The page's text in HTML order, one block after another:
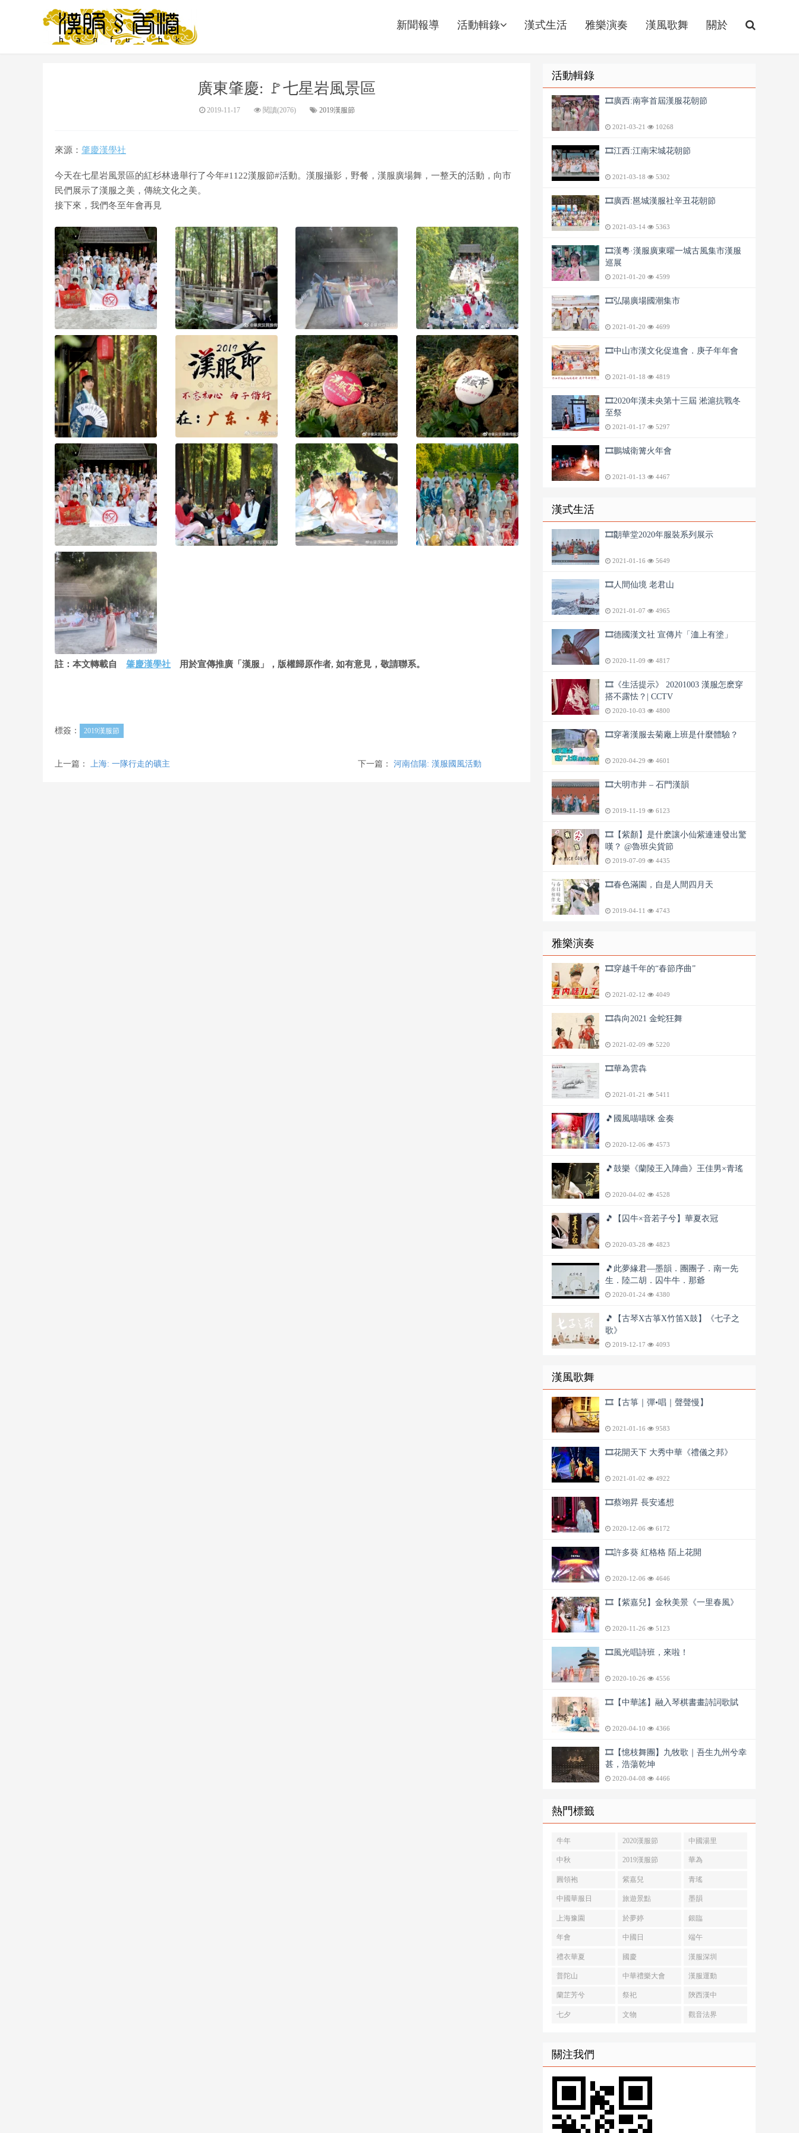
新聞報導 活動輯錄 漢式生活 雅樂演奏 漢風歌舞 關於
廣東肇慶: 🚩七星岩風景區
2019-11-17 閱讀(2076) 2019漢服節
來源： 肇慶漢學社
今天在七星岩風景區的紅杉林邊舉行了今年#1122漢服節#活動。漢服攝影，野餐，漢服廣場舞，一整天的活動，向市
民們展示了漢服之美，傳統文化之美。
接下來，我們冬至年會再見
註：本文轉載自 肇慶漢學社 用於宣傳推廣「漢服」，版權歸原作者, 如有意見，敬請聯系。
標簽： 2019漢服節
上一篇： 上海: 一隊行走的礦主 下一篇： 河南信陽: 漢服國風活動
活動輯錄
🎞️廣西:南寧首屆漢服花朝節
2021-03-21 10268
🎞️江西:江南宋城花朝節
2021-03-18 5302
🎞️廣西:邕城漢服社辛丑花朝節
2021-03-14 5363
🎞️漢粵·漢服廣東曜一城古風集市漢服
巡展
2021-01-20 4599
🎞️弘陽廣場國潮集市
2021-01-20 4699
🎞️中山市漢文化促進會．庚子年年會
2021-01-18 4819
🎞️2020年漢未央第十三屆 淞滬抗戰冬
至祭
2021-01-17 5297
🎞️鵬城衛篝火年會
2021-01-13 4467
漢式生活
🎞️朙華堂2020年服裝系列展示
2021-01-16 5649
🎞️人間仙境 老君山
2021-01-07 4965
🎞️德國漢文社 宣傳片「洫上有塗」
2020-11-09 4817
🎞️《生活提示》 20201003 漢服怎麽穿
搭不露怯？| CCTV
2020-10-03 4800
🎞️穿著漢服去菊廠上班是什麼體驗？
2020-04-29 4601
🎞️大明市井 – 石門漢韻
2019-11-19 6123
🎞️【紫顏】是什麽讓小仙紫連連發出驚
嘆？ @魯班尖貨節
2019-07-09 4435
🎞️春色滿園，自是人間四月天
2019-04-11 4743
雅樂演奏
🎞️穿越千年的“春節序曲”
2021-02-12 4049
🎞️犇向2021 金蛇狂舞
2021-02-09 5220
🎞️華為雲犇
2021-01-21 5411
🎵國風喵喵咪 金奏
2020-12-06 4573
🎵鼓樂《蘭陵王入陣曲》王佳男×青瑤
2020-04-02 4528
🎵【囚牛×音若子兮】華夏衣冠
2020-03-28 4823
🎵此夢緣君—墨韻．團團子．南一先
生．陸二胡．囚牛牛．那爺
2020-01-24 4380
🎵【古琴X古箏X竹笛X鼓】《七子之
歌》
2019-12-17 4093
漢風歌舞
🎞️【古箏｜彈•唱｜聲聲慢】
2021-01-16 9583
🎞️花開天下 大秀中華《禮儀之邦》
2021-01-02 4922
🎞️蔡翊昇 長安遙想
2020-12-06 6172
🎞️許多葵 紅格格 陌上花開
2020-12-06 4646
🎞️【紫嘉兒】金秋美景《一里春風》
2020-11-26 5123
🎞️風光唱詩班，來啦！
2020-10-26 4556
🎞️【中華謠】融入琴棋書畫詩詞歌賦
2020-04-10 4366
🎞️【憶枝舞團】九牧歌｜吾生九州兮幸
甚，浩蕩乾坤
2020-04-08 4466
熱門標籤
牛年 2020漢服節 中國湯里
中秋 2019漢服節 華為
圓領袍 紫嘉兒 青瑤
中國華服日 旅遊景點 墨韻
上海豫園 於夢婷 銀臨
年會 中國日 端午
禮衣華夏 國慶 漢服深圳
普陀山 中華禮樂大會 漢服運動
蘭芷芳兮 祭祀 陝西漢中
七夕 文物 觀音法界
關注我們